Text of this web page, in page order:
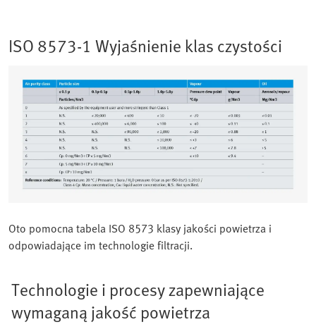
ISO 8573-1 Wyjaśnienie klas czystości
Oto pomocna tabela ISO 8573 klasy jakości powietrza i
odpowiadające im technologie filtracji.
Technologie i procesy zapewniające
wymaganą jakość powietrza